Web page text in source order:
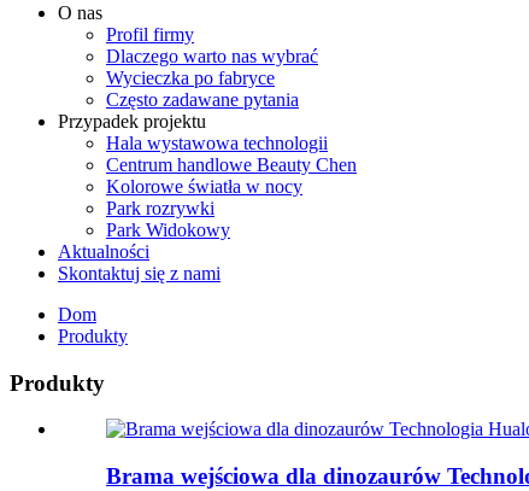
O nas
Profil firmy
Dlaczego warto nas wybrać
Wycieczka po fabryce
Często zadawane pytania
Przypadek projektu
Hala wystawowa technologii
Centrum handlowe Beauty Chen
Kolorowe światła w nocy
Park rozrywki
Park Widokowy
Aktualności
Skontaktuj się z nami
Dom
Produkty
Produkty
Brama wejściowa dla dinozaurów